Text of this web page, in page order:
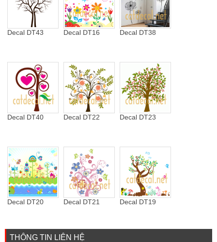
Decal DT43 Decal DT16 Decal DT38
Decal DT40 Decal DT22 Decal DT23
Decal DT20 Decal DT21 Decal DT19
THÔNG TIN LIÊN HỆ